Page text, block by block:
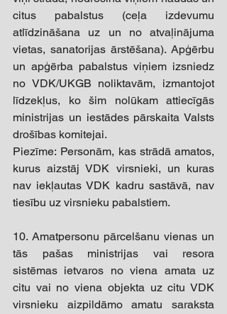
citus pabalstus (ceļa izdevumu
atlīdzināšana uz un no atvaļinājuma
vietas, sanatorijas ārstēšana). Apģērbu
un apģērba pabalstus viņiem izsniedz
no VDK/UKGB noliktavām, izmantojot
līdzekļus, ko šim nolūkam attiecīgās
ministrijas un iestādes pārskaita Valsts
drošības komitejai.
Piezīme: Personām, kas strādā amatos,
kurus aizstāj VDK virsnieki, un kuras
nav iekļautas VDK kadru sastāvā, nav
tiesību uz virsnieku pabalstiem.
10. Amatpersonu pārcelšanu vienas un
tās pašas ministrijas vai resora
sistēmas ietvaros no viena amata uz
citu vai no viena objekta uz citu VDK
virsnieku aizpildāmo amatu saraksta